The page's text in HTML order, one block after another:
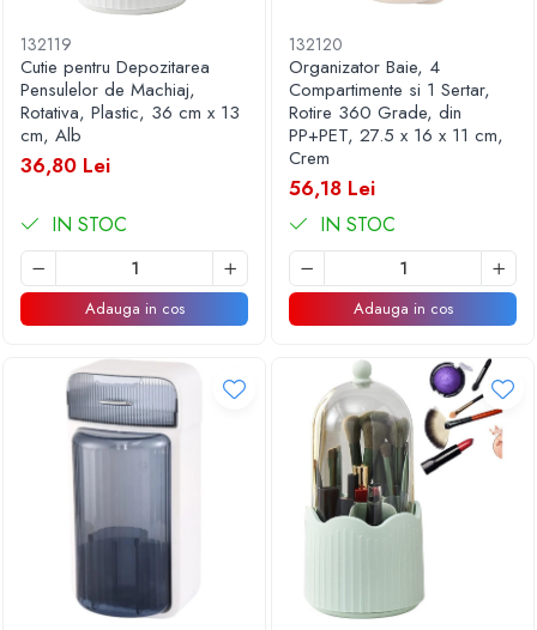
132119
Cutie pentru Depozitarea
Pensulelor de Machiaj,
Rotativa, Plastic, 36 cm x 13
cm, Alb
36,80 Lei
IN STOC
Adauga in cos
132120
Organizator Baie, 4
Compartimente si 1 Sertar,
Rotire 360 Grade, din
PP+PET, 27.5 x 16 x 11 cm,
Crem
56,18 Lei
IN STOC
Adauga in cos